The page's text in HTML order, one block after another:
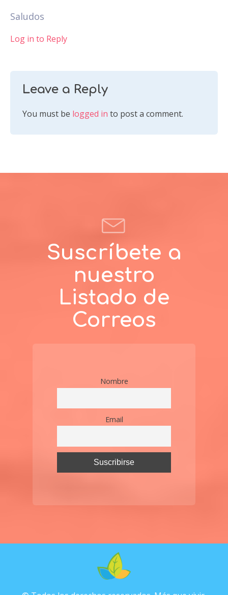
Saludos
Log in to Reply
Leave a Reply
You must be logged in to post a comment.
Suscríbete a
nuestro
Listado de
Correos
Nombre
Email